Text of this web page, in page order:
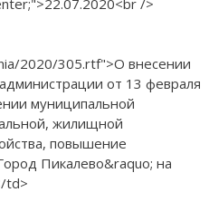
2020/305.rtf">О внесении
от 13 февраля
муниципальной
жилищной
повышение
Пикалево&raquo; на
td>